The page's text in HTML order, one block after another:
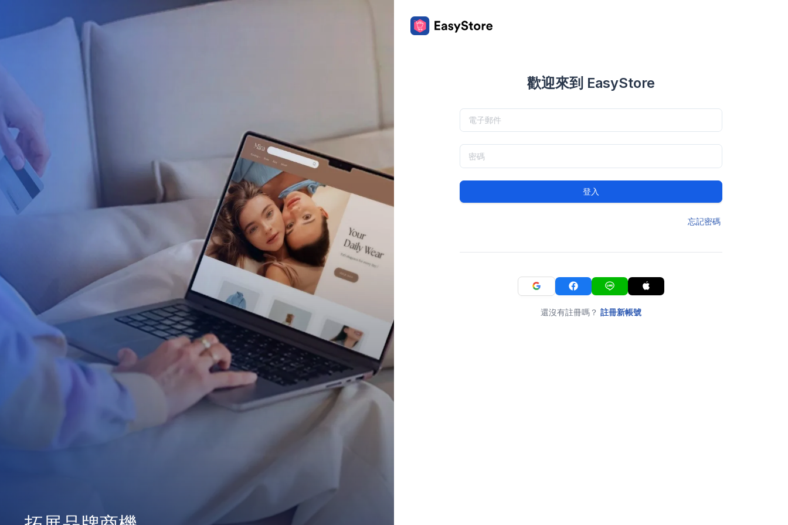
歡迎來到 EasyStore
登入
忘記密碼
還沒有註冊嗎？ 註冊新帳號